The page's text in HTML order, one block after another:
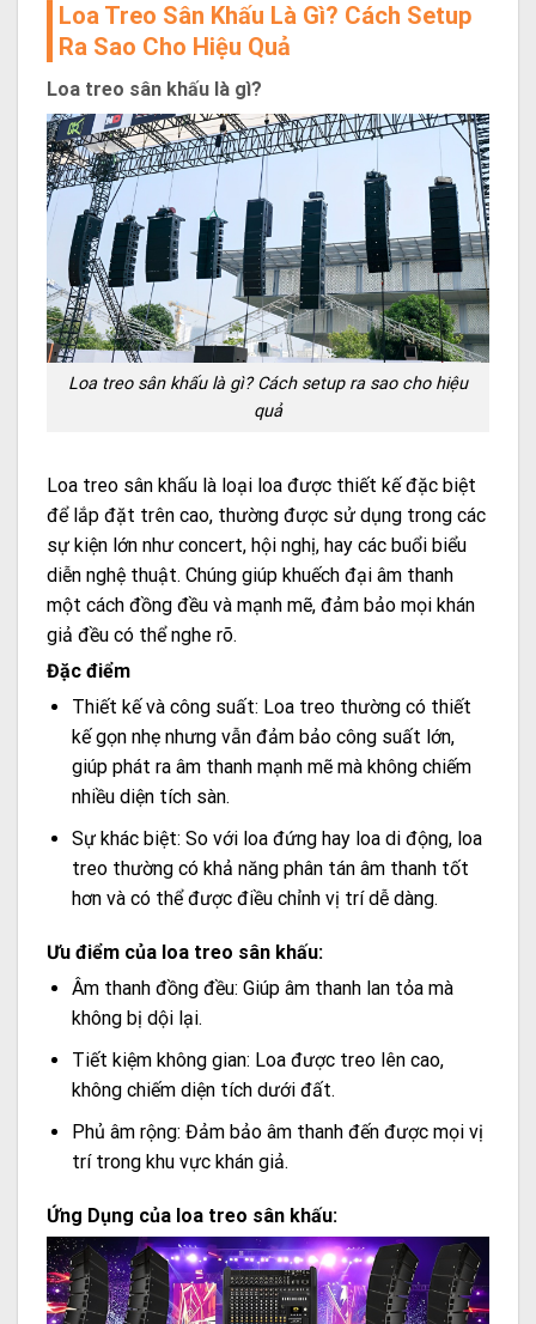
Loa Treo Sân Khấu Là Gì? Cách Setup
Ra Sao Cho Hiệu Quả
Loa treo sân khấu là gì?
Loa treo sân khấu là gì? Cách setup ra sao cho hiệu
quả
Loa treo sân khấu là loại loa được thiết kế đặc biệt
để lắp đặt trên cao, thường được sử dụng trong các
sự kiện lớn như concert, hội nghị, hay các buổi biểu
diễn nghệ thuật. Chúng giúp khuếch đại âm thanh
một cách đồng đều và mạnh mẽ, đảm bảo mọi khán
giả đều có thể nghe rõ.
Đặc điểm
Thiết kế và công suất: Loa treo thường có thiết
kế gọn nhẹ nhưng vẫn đảm bảo công suất lớn,
giúp phát ra âm thanh mạnh mẽ mà không chiếm
nhiều diện tích sàn.
Sự khác biệt: So với loa đứng hay loa di động, loa
treo thường có khả năng phân tán âm thanh tốt
hơn và có thể được điều chỉnh vị trí dễ dàng.
Ưu điểm của loa treo sân khấu:
Âm thanh đồng đều: Giúp âm thanh lan tỏa mà
không bị dội lại.
Tiết kiệm không gian: Loa được treo lên cao,
không chiếm diện tích dưới đất.
Phủ âm rộng: Đảm bảo âm thanh đến được mọi vị
trí trong khu vực khán giả.
Ứng Dụng của loa treo sân khấu: